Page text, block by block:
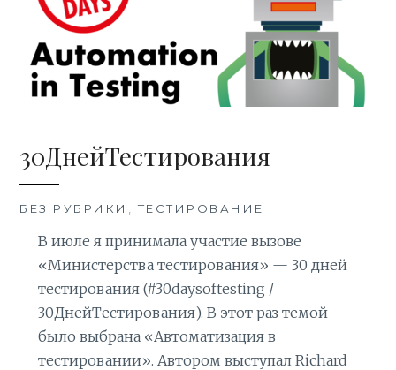
30ДнейТестирования
БЕЗ РУБРИКИ ,ТЕСТИРОВАНИЕ
В июле я принимала участие вызове
«Министерства тестирования» — 30 дней
тестирования (#30daysoftesting /
30ДнейТестирования). В этот раз темой
было выбрана «Автоматизация в
тестировании». Автором выступал Richard